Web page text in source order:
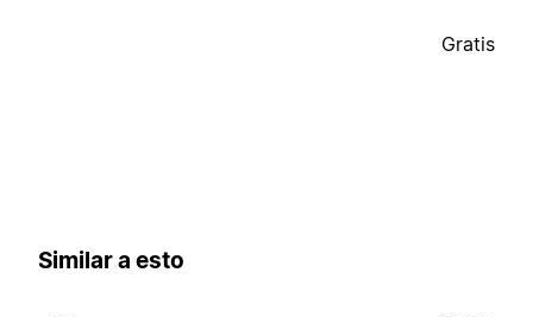
Gratis
Similar a esto